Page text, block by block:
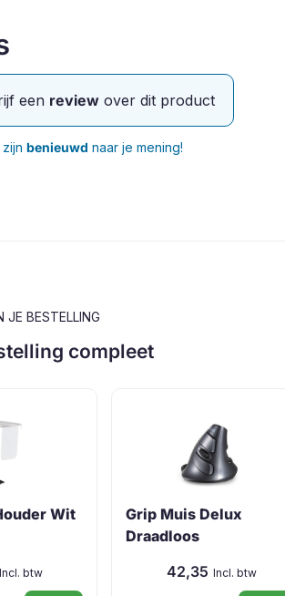
een reviewover dit product
benieuwd naar je mening!
JE BESTELLING
compleet
Wit
Incl. btw
Grip Muis Delux
Draadloos
42,35 Incl. btw